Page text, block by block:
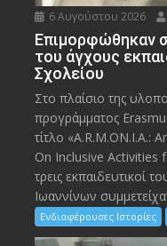
6 Αυγούστου 2026
Eπιμορφώθηκαν
του άγχους
Σχολείου
Στο πλαίσιο της
προγράμματος
τίτλο «A.R.M.ON.I.A.:
On Inclusive Activities
τρεις εκπαιδευτικοί
Ιωαννίνων
Ενδιαφέρουσες Ιστορίες